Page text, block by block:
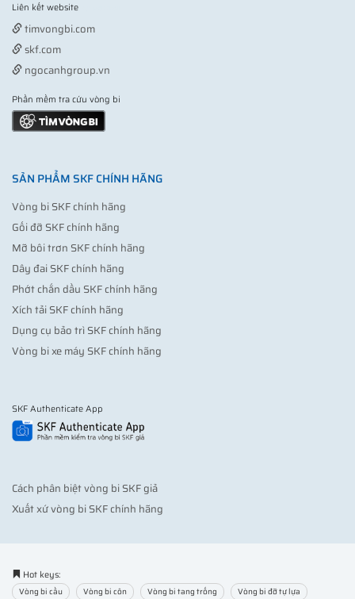
Liên kết website
timvongbi.com
skf.com
ngocanhgroup.vn
Phần mềm tra cứu vòng bi
SẢN PHẨM SKF CHÍNH HÃNG
Vòng bi SKF chính hãng
Gối đỡ SKF chính hãng
Mỡ bôi trơn SKF chính hãng
Dây đai SKF chính hãng
Phớt chắn dầu SKF chính hãng
Xích tải SKF chính hãng
Dụng cụ bảo trì SKF chính hãng
Vòng bi xe máy SKF chính hãng
SKF Authenticate App
Cách phân biệt vòng bi SKF giả
Xuất xứ vòng bi SKF chính hãng
Hot keys:
Vòng bi cầu Vòng bi côn Vòng bi tang trống
Vòng bi đỡ tự lựa